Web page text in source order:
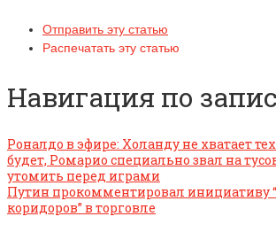
Отправить эту статью
Распечатать эту статью
Навигация по
Роналдо в эфире: Холанду не хватает
будет, Ромарио специально звал на
утомить перед играми
Путин прокомментировал инициативу
коридоров” в торговле